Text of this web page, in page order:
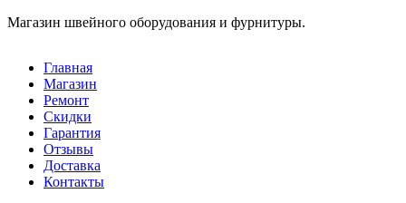
Магазин швейного оборудования и фурнитуры.
Главная
Магазин
Ремонт
Скидки
Гарантия
Отзывы
Доставка
Контакты